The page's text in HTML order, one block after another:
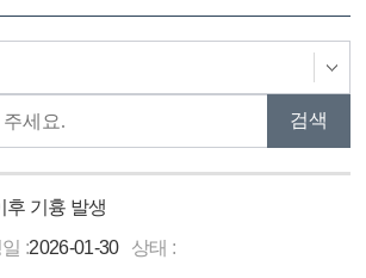
후 기흉 발생
:2026-01-30 상태 :